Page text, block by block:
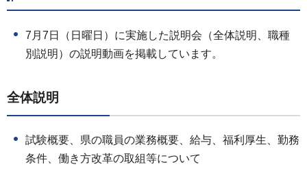
7月7日（日曜日）に実施した説明会（全体説明、職種
別説明）の説明動画を掲載しています。
全体説明
試験概要、県の職員の業務概要、給与、福利厚生、勤務
条件、働き方改革の取組等について